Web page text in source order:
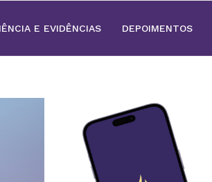
E EVIDÊNCIAS DEPOIMENTOS